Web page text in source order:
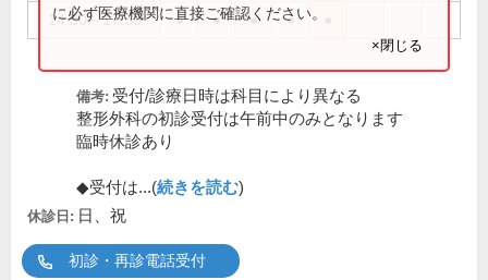
14:30～17:30 ● ● ● ●
に必ず医療機関に直接ご確認ください。
×閉じる
備考: 受付/診療日時は科目により異なる
整形外科の初診受付は午前中のみとなります
臨時休診あり
◆受付は...(続きを読む)
休診日: 日、祝
初診・再診電話受付